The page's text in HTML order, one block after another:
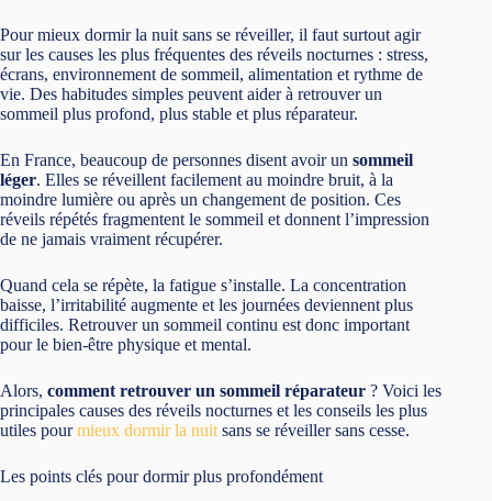
Pour mieux dormir la nuit sans se réveiller, il faut surtout agir
sur les causes les plus fréquentes des réveils nocturnes : stress,
écrans, environnement de sommeil, alimentation et rythme de
vie. Des habitudes simples peuvent aider à retrouver un
sommeil plus profond, plus stable et plus réparateur.
En France, beaucoup de personnes disent avoir un sommeil
léger. Elles se réveillent facilement au moindre bruit, à la
moindre lumière ou après un changement de position. Ces
réveils répétés fragmentent le sommeil et donnent l’impression
de ne jamais vraiment récupérer.
Quand cela se répète, la fatigue s’installe. La concentration
baisse, l’irritabilité augmente et les journées deviennent plus
difficiles. Retrouver un sommeil continu est donc important
pour le bien-être physique et mental.
Alors, comment retrouver un sommeil réparateur ? Voici les
principales causes des réveils nocturnes et les conseils les plus
utiles pourmieux dormir la nuit sans se réveiller sans cesse.
Les points clés pour dormir plus profondément